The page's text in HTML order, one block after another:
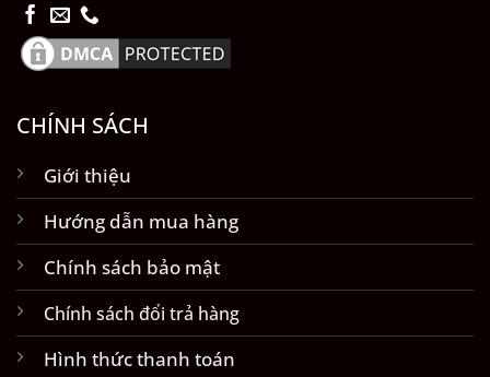
CHÍNH SÁCH
Giới thiệu
Hướng dẫn mua hàng
Chính sách bảo mật
Chính sách đổi trả hàng
Hình thức thanh toán